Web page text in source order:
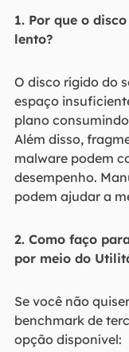
1. Por que o
lento?
O disco rígido do
espaço
plano
Além disso,
malware podem
desempenho.
podem ajudar a
2. Como faço
por meio do
Se você não
benchmark de
opção disponível: